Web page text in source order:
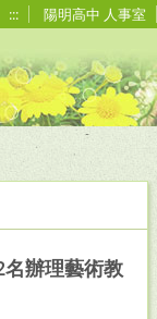
::: 陽明高中 人事室
辦理藝術教